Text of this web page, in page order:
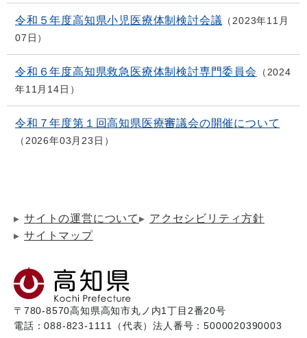
令和５年度高知県小児医療体制検討会議
2023年11月
07日
令和６年度高知県救急医療体制検討専門委員会
2024
年11月14日
令和７年度第１回高知県医療審議会の開催について
2026年03月23日
サイトの運営について
アクセシビリティ方針
サイトマップ
〒780-8570高知県高知市丸ノ内1丁目2番20号
電話：088-823-1111（代表）法人番号：5000020390003